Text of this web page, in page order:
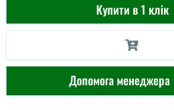
Купити в 1 клік
Допомога менеджера